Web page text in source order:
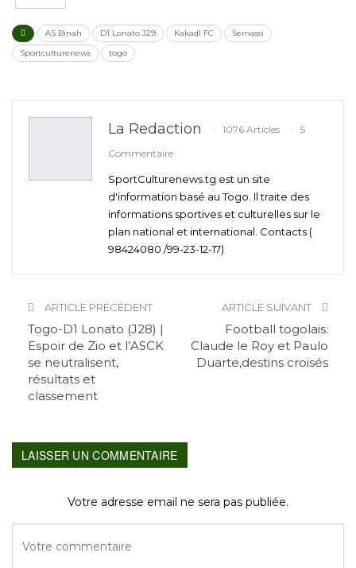
AS Binah D1 Lonato J29 Kakadl FC
Semassi
Sportculturenews
togo
La Redaction 1076 Articles
5
Commentaire
SportCulturenews.tg est un site
d'information basé au Togo. Il traite des
informations sportives et culturelles sur le
plan national et international. Contacts (
98424080 /99-23-12-17)
ARTICLE PRÉCÉDENT
Togo-D1 Lonato (J28) |
Espoir de Zio et l’ASCK
se neutralisent,
résultats et
classement
ARTICLE SUIVANT
Football togolais:
Claude le Roy et Paulo
Duarte,destins croisés
LAISSER UN COMMENTAIRE
Votre adresse email ne sera pas publiée.